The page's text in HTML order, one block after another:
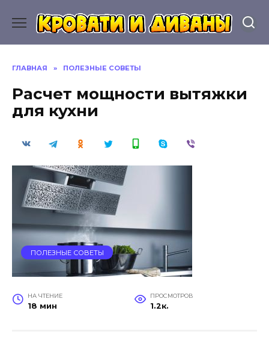
содержанию
ГЛАВНАЯ » ПОЛЕЗНЫЕ СОВЕТЫ
Расчет мощности вытяжки
для кухни
ПОЛЕЗНЫЕ СОВЕТЫ
НА ЧТЕНИЕ
18 мин
ПРОСМОТРОВ
1.2к.